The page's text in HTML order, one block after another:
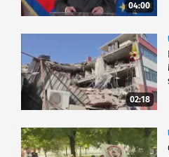
04:00
02:18